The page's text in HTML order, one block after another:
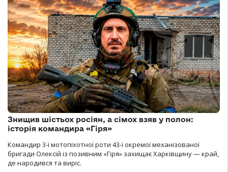
Знищив шістьох росіян, а сімох взяв у полон:
історія командира «Гіря»
Командир 3-ї мотопіхотної роти 43-ї окремої механізованої
бригади Олексій із позивним «Гіря» захищає Харківщину — край,
де народився та виріс.